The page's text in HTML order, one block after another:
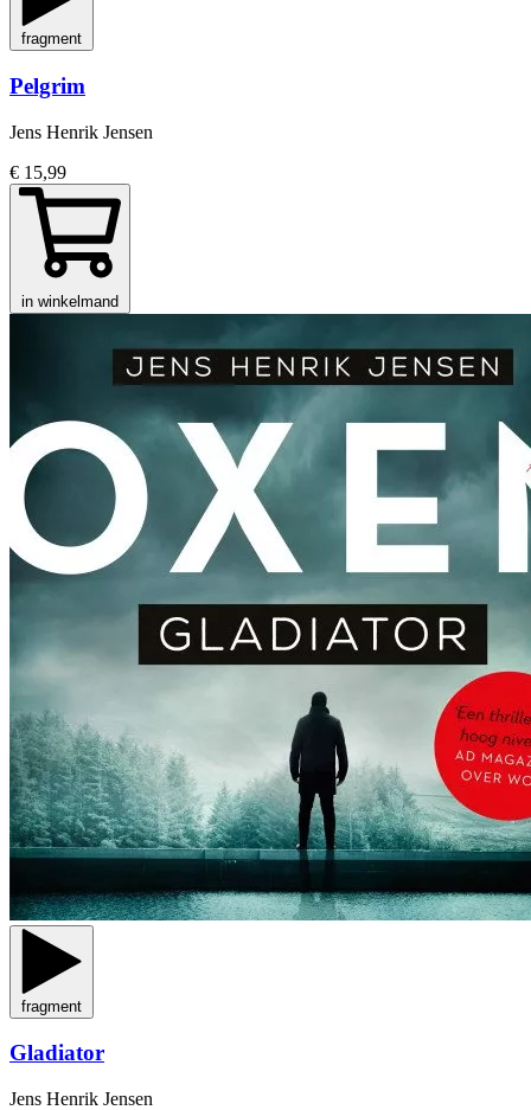
fragment
Pelgrim
Jens Henrik Jensen
€ 15,99
in winkelmand
fragment
Gladiator
Jens Henrik Jensen